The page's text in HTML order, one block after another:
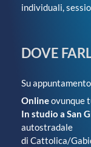
individuali,
DOVE
Su
Onlineovunque
In studio a San
autostradale
di Cattolica/